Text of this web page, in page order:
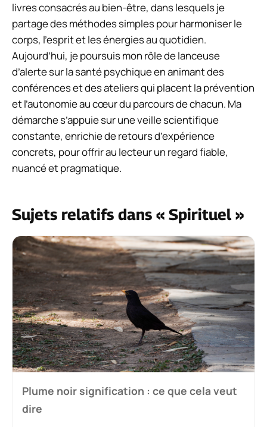
livres consacrés au bien-être, dans lesquels je
partage des méthodes simples pour harmoniser le
corps, l’esprit et les énergies au quotidien.
Aujourd’hui, je poursuis mon rôle de lanceuse
d’alerte sur la santé psychique en animant des
conférences et des ateliers qui placent la prévention
et l’autonomie au cœur du parcours de chacun. Ma
démarche s’appuie sur une veille scientifique
constante, enrichie de retours d’expérience
concrets, pour offrir au lecteur un regard fiable,
nuancé et pragmatique.
Sujets relatifs dans « Spirituel »
Plume noir signification : ce que cela veut
dire